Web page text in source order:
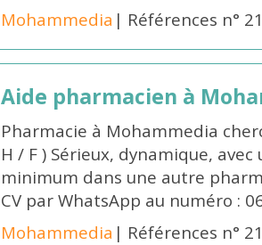
Mohammedia | Références n°
Aide pharmacien à
Pharmacie à Mohammedia
H / F ) Sérieux, dynamique,
minimum dans une autre
CV par WhatsApp au numéro :
Mohammedia | Références n°